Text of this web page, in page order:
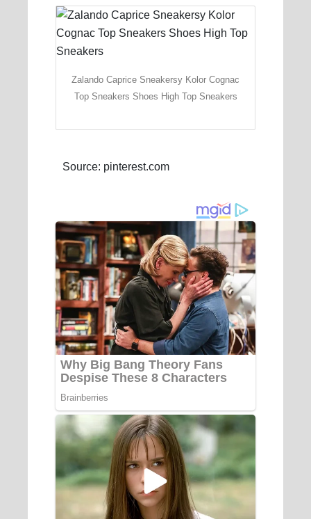
Zalando Caprice Sneakersy Kolor Cognac
Top Sneakers Shoes High Top Sneakers
Source: pinterest.com